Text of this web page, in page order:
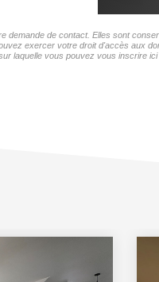
de contact. Elles sont
exercer votre droit d'accès aux
laquelle vous pouvez vous inscrire ici